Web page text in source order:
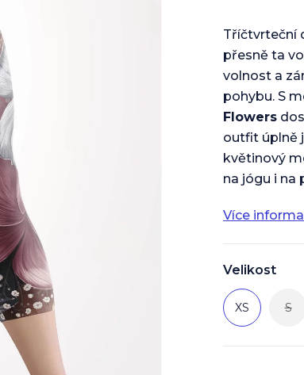
Velikost
XS S
Více
Tříčtvrteční
přesně ta
volnost a
pohybu. S
Flowers
outfit úplně
květinový
na jógu i na